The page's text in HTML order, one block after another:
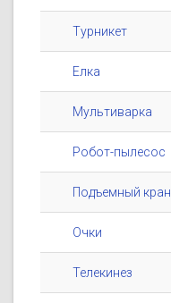
Турникет
Елка
Мультиварка
Робот-пылесос
Подъемный кран
Очки
Телекинез